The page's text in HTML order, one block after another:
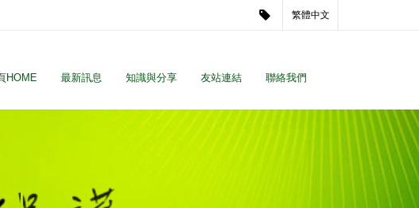
繁體中文
HOME 最新訊息 知識與分享 友站連結 聯絡我們